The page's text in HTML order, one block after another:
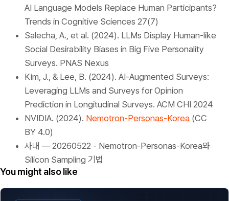
AI Language Models Replace Human Participants?
Trends in Cognitive Sciences 27(7)
Salecha, A., et al. (2024). LLMs Display Human-like
Social Desirability Biases in Big Five Personality
Surveys. PNAS Nexus
Kim, J., & Lee, B. (2024). AI-Augmented Surveys:
Leveraging LLMs and Surveys for Opinion
Prediction in Longitudinal Surveys. ACM CHI 2024
NVIDIA. (2024). Nemotron-Personas-Korea (CC
BY 4.0)
사내 — 20260522 - Nemotron-Personas-Korea와
Silicon Sampling 기법
You might also like